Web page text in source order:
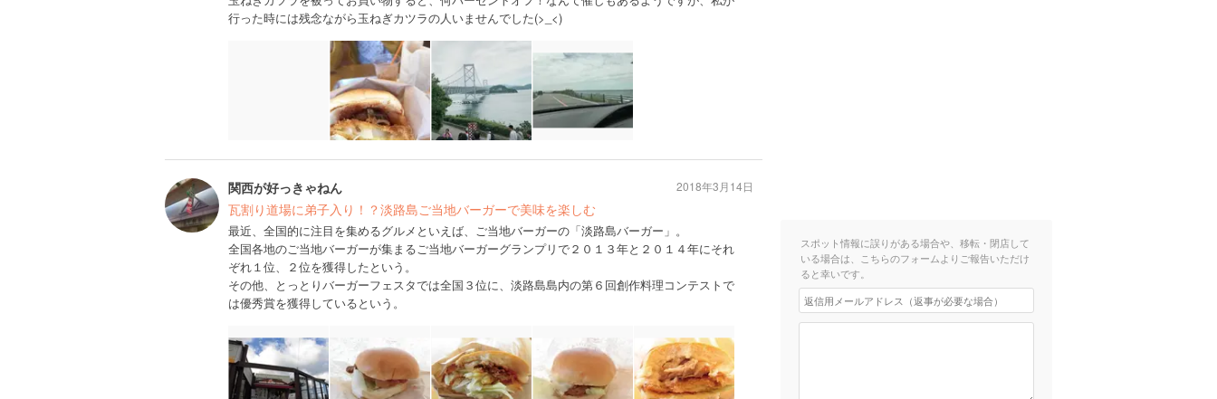
行った時には残念ながら玉ねぎカツラの人いませんでした(>_<)
関西が好っきゃねん
瓦割り道場に弟子入り！？淡路島ご当地バーガーで美味を楽しむ
最近、全国的に注目を集めるグルメといえば、ご当地バーガーの「淡路島バーガー」。
全国各地のご当地バーガーが集まるご当地バーガーグランプリで２０１３年と２０１４年にそれ
ぞれ１位、２位を獲得したという。
その他、とっとりバーガーフェスタでは全国３位に、淡路島島内の第６回創作料理コンテストで
は優秀賞を獲得しているという。
2018年3月14日
スポット情報に誤りがある場合や、移転・閉店して
いる場合は、こちらのフォームよりご報告いただけ
ると幸いです。